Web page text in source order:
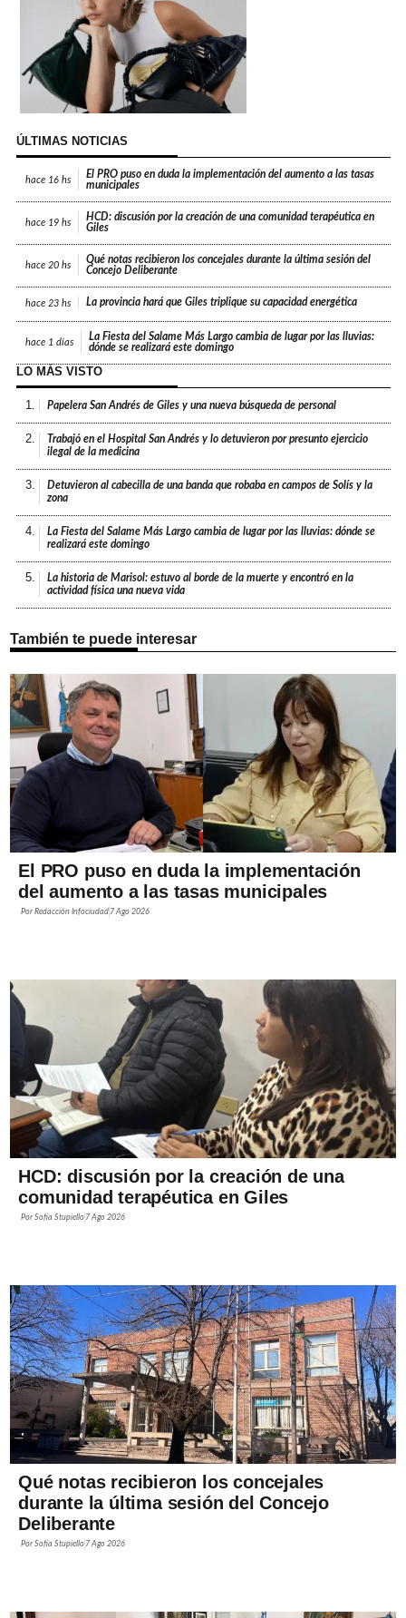
ÚLTIMAS NOTICIAS
hace 16 hs
El PRO puso en duda la implementación del aumento a las tasas
municipales
hace 19 hs
HCD: discusión por la creación de una comunidad terapéutica en
Giles
hace 20 hs
Qué notas recibieron los concejales durante la última sesión del
Concejo Deliberante
hace 23 hs La provincia hará que Giles triplique su capacidad energética
hace 1 días
La Fiesta del Salame Más Largo cambia de lugar por las lluvias:
dónde se realizará este domingo
LO MÁS VISTO
1. Papelera San Andrés de Giles y una nueva búsqueda de personal
2.
Trabajó en el Hospital San Andrés y lo detuvieron por presunto ejercicio
ilegal de la medicina
3.
Detuvieron al cabecilla de una banda que robaba en campos de Solís y la
zona
4.
La Fiesta del Salame Más Largo cambia de lugar por las lluvias: dónde se
realizará este domingo
5.
La historia de Marisol: estuvo al borde de la muerte y encontró en la
actividad física una nueva vida
También te puede interesar
El PRO puso en duda la implementación
del aumento a las tasas municipales
PorRedacción Infociudad 7 Ago 2026
HCD: discusión por la creación de una
comunidad terapéutica en Giles
PorSofía Stupiello 7 Ago 2026
Qué notas recibieron los concejales
durante la última sesión del Concejo
Deliberante
PorSofía Stupiello 7 Ago 2026